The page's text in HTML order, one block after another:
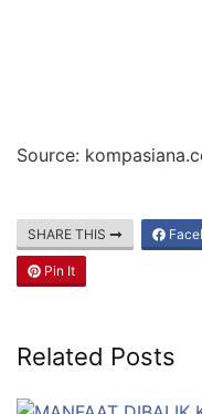
Source:
SHARE THIS
Pin It
Related Posts